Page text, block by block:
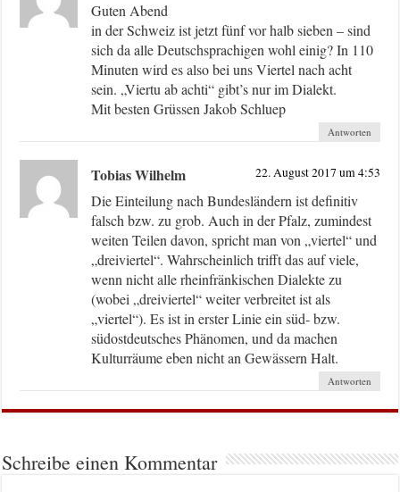
Guten Abend
in der Schweiz ist jetzt fünf vor halb sieben – sind
sich da alle Deutschsprachigen wohl einig? In 110
Minuten wird es also bei uns Viertel nach acht
sein. „Viertu ab achti“ gibt’s nur im Dialekt.
Mit besten Grüssen Jakob Schluep
Antworten
Tobias Wilhelm 22. August 2017 um 4:53
Die Einteilung nach Bundesländern ist definitiv
falsch bzw. zu grob. Auch in der Pfalz, zumindest
weiten Teilen davon, spricht man von „viertel“ und
„dreiviertel“. Wahrscheinlich trifft das auf viele,
wenn nicht alle rheinfränkischen Dialekte zu
(wobei „dreiviertel“ weiter verbreitet ist als
„viertel“). Es ist in erster Linie ein süd- bzw.
südostdeutsches Phänomen, und da machen
Kulturräume eben nicht an Gewässern Halt.
Antworten
Schreibe einen Kommentar